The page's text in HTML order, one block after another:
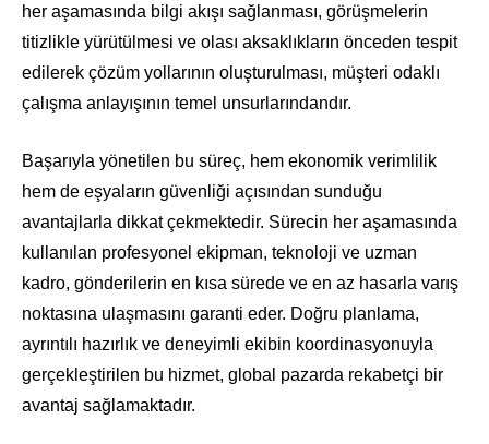
her aşamasında bilgi akışı sağlanması, görüşmelerin
titizlikle yürütülmesi ve olası aksaklıkların önceden tespit
edilerek çözüm yollarının oluşturulması, müşteri odaklı
çalışma anlayışının temel unsurlarındandır.
Başarıyla yönetilen bu süreç, hem ekonomik verimlilik
hem de eşyaların güvenliği açısından sunduğu
avantajlarla dikkat çekmektedir. Sürecin her aşamasında
kullanılan profesyonel ekipman, teknoloji ve uzman
kadro, gönderilerin en kısa sürede ve en az hasarla varış
noktasına ulaşmasını garanti eder. Doğru planlama,
ayrıntılı hazırlık ve deneyimli ekibin koordinasyonuyla
gerçekleştirilen bu hizmet, global pazarda rekabetçi bir
avantaj sağlamaktadır.